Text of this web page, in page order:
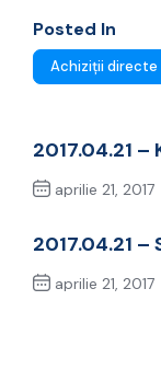
Posted In
Achiziții directe
2017.04.21
aprilie 21, 2017
2017.04.21 –
aprilie 21, 2017